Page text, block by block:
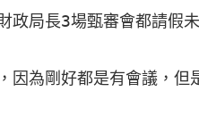
政局長3場甄審會都請假
因為剛好都是有會議，